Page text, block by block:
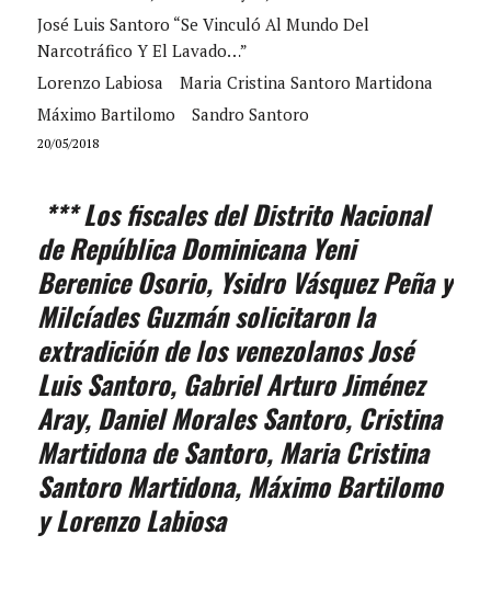
José Luis Santoro “se Vinculó Al Mundo Del
Narcotráfico Y El Lavado…”
Lorenzo Labiosa
Maria Cristina Santoro Martidona
Máximo Bartilomo
Sandro Santoro
20/05/2018
*** Los fiscales del Distrito Nacional
de República Dominicana Yeni
Berenice Osorio, Ysidro Vásquez Peña y
Milcíades Guzmán solicitaron la
extradición de los venezolanos José
Luis Santoro, Gabriel Arturo Jiménez
Aray, Daniel Morales Santoro, Cristina
Martidona de Santoro, Maria Cristina
Santoro Martidona, Máximo Bartilomo
y Lorenzo Labiosa